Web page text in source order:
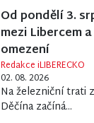
Od pondělí 3.
mezi Libercem
omezení
Redakce iLIBERECKO
02. 08. 2026
Na železniční trati
Děčína začíná...